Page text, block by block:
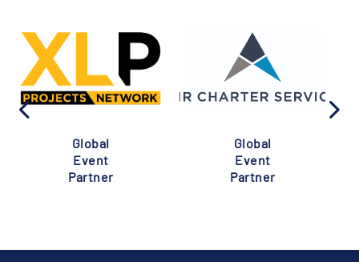
Global
Event
Partner
Global
Event
Partner